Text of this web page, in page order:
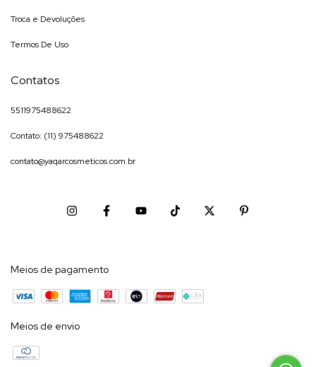
Troca e Devoluções
Termos De Uso
Contatos
5511975488622
Contato: (11) 975488622
contato@yaqarcosmeticos.com.br
Meios de pagamento
Meios de envio